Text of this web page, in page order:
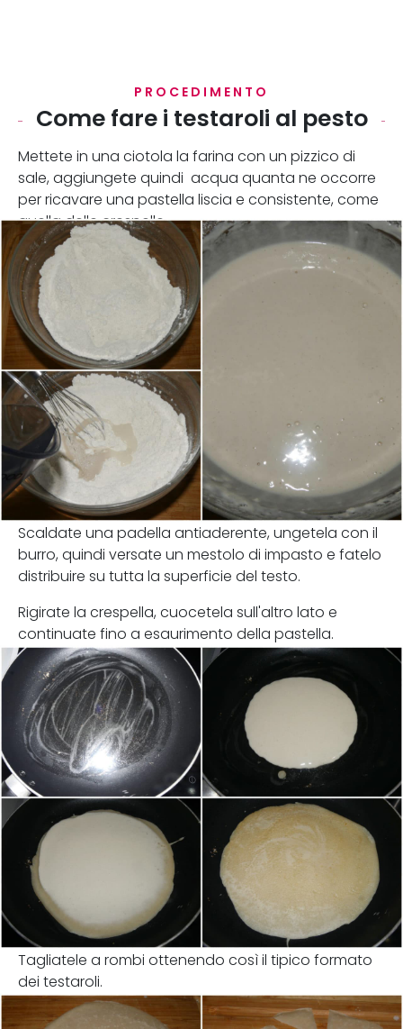
PROCEDIMENTO
Come fare i testaroli al pesto
Mettete in una ciotola la farina con un pizzico di
sale, aggiungete quindi acqua quanta ne occorre
per ricavare una pastella liscia e consistente, come
quella delle crespelle.
Scaldate una padella antiaderente, ungetela con il
burro, quindi versate un mestolo di impasto e fatelo
distribuire su tutta la superficie del testo.
Rigirate la crespella, cuocetela sull'altro lato e
continuate fino a esaurimento della pastella.
Tagliatele a rombi ottenendo così il tipico formato
dei testaroli.